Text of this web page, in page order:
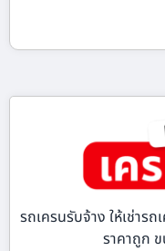
รถเครนรับจ้าง ให้เช่าร
ราคาถูก